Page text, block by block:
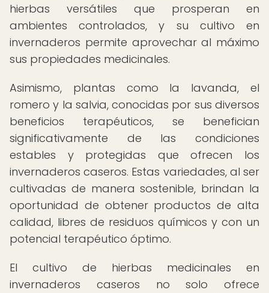
hierbas versátiles que prosperan en
ambientes controlados, y su cultivo en
invernaderos permite aprovechar al máximo
sus propiedades medicinales.
Asimismo, plantas como la lavanda, el
romero y la salvia, conocidas por sus diversos
beneficios terapéuticos, se benefician
significativamente de las condiciones
estables y protegidas que ofrecen los
invernaderos caseros. Estas variedades, al ser
cultivadas de manera sostenible, brindan la
oportunidad de obtener productos de alta
calidad, libres de residuos químicos y con un
potencial terapéutico óptimo.
El cultivo de hierbas medicinales en
invernaderos caseros no solo ofrece